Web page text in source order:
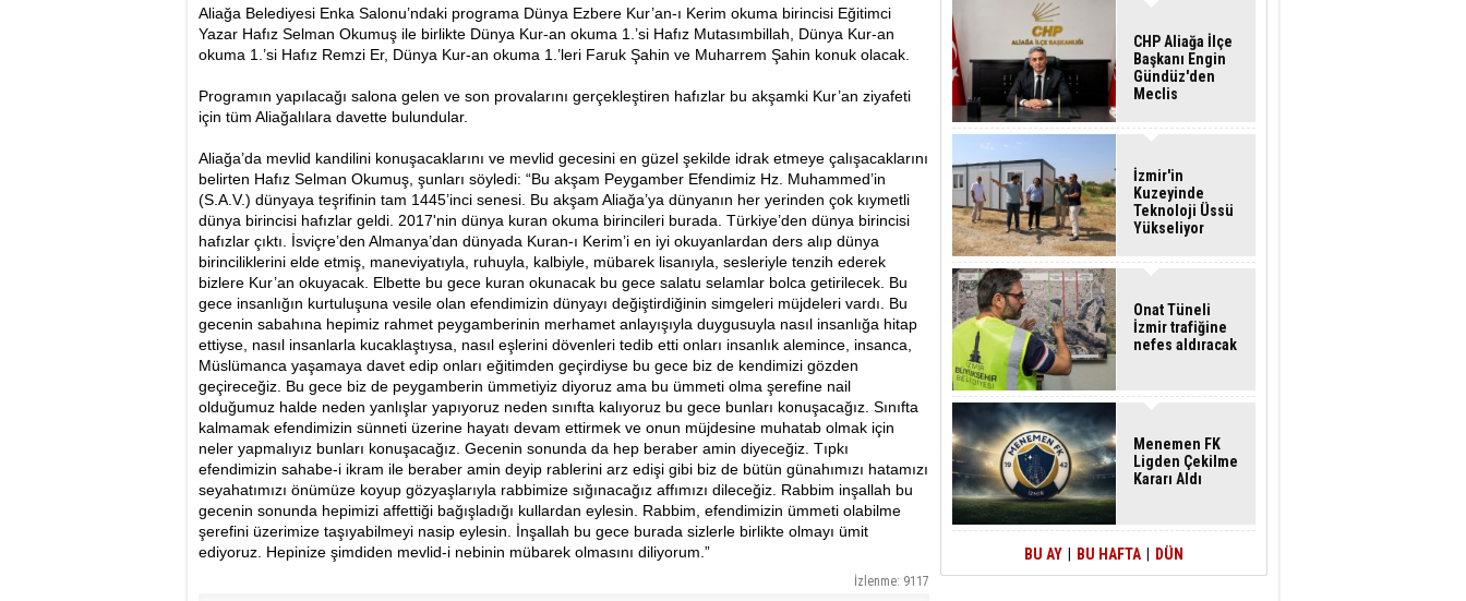
Aliağa Belediyesi Enka Salonu’ndaki programa Dünya Ezbere Kur’an-ı Kerim okuma birincisi Eğitimci
Yazar Hafız Selman Okumuş ile birlikte Dünya Kur-an okuma 1.’si Hafız Mutasımbillah, Dünya Kur-an
okuma 1.’si Hafız Remzi Er, Dünya Kur-an okuma 1.’leri Faruk Şahin ve Muharrem Şahin konuk olacak.
Programın yapılacağı salona gelen ve son provalarını gerçekleştiren hafızlar bu akşamki Kur’an ziyafeti
için tüm Aliağalılara davette bulundular.
Aliağa’da mevlid kandilini konuşacaklarını ve mevlid gecesini en güzel şekilde idrak etmeye çalışacaklarını
belirten Hafız Selman Okumuş, şunları söyledi: “Bu akşam Peygamber Efendimiz Hz. Muhammed’in
(S.A.V.) dünyaya teşrifinin tam 1445’inci senesi. Bu akşam Aliağa’ya dünyanın her yerinden çok kıymetli
dünya birincisi hafızlar geldi. 2017'nin dünya kuran okuma birincileri burada. Türkiye’den dünya birincisi
hafızlar çıktı. İsviçre’den Almanya’dan dünyada Kuran-ı Kerim’i en iyi okuyanlardan ders alıp dünya
birinciliklerini elde etmiş, maneviyatıyla, ruhuyla, kalbiyle, mübarek lisanıyla, sesleriyle tenzih ederek
bizlere Kur’an okuyacak. Elbette bu gece kuran okunacak bu gece salatu selamlar bolca getirilecek. Bu
gece insanlığın kurtuluşuna vesile olan efendimizin dünyayı değiştirdiğinin simgeleri müjdeleri vardı. Bu
gecenin sabahına hepimiz rahmet peygamberinin merhamet anlayışıyla duygusuyla nasıl insanlığa hitap
ettiyse, nasıl insanlarla kucaklaştıysa, nasıl eşlerini dövenleri tedib etti onları insanlık alemince, insanca,
Müslümanca yaşamaya davet edip onları eğitimden geçirdiyse bu gece biz de kendimizi gözden
geçireceğiz. Bu gece biz de peygamberin ümmetiyiz diyoruz ama bu ümmeti olma şerefine nail
olduğumuz halde neden yanlışlar yapıyoruz neden sınıfta kalıyoruz bu gece bunları konuşacağız. Sınıfta
kalmamak efendimizin sünneti üzerine hayatı devam ettirmek ve onun müjdesine muhatab olmak için
neler yapmalıyız bunları konuşacağız. Gecenin sonunda da hep beraber amin diyeceğiz. Tıpkı
efendimizin sahabe-i ikram ile beraber amin deyip rablerini arz edişi gibi biz de bütün günahımızı hatamızı
seyahatımızı önümüze koyup gözyaşlarıyla rabbimize sığınacağız affımızı dileceğiz. Rabbim inşallah bu
gecenin sonunda hepimizi affettiği bağışladığı kullardan eylesin. Rabbim, efendimizin ümmeti olabilme
şerefini üzerimize taşıyabilmeyi nasip eylesin. İnşallah bu gece burada sizlerle birlikte olmayı ümit
ediyoruz. Hepinize şimdiden mevlid-i nebinin mübarek olmasını diliyorum.”
İzlenme: 9117
CHP Aliağa İlçe
Başkanı Engin
Gündüz'den
Meclis
Çağrısı
İzmir'in
Kuzeyinde
Teknoloji Üssü
Yükseliyor
Onat Tüneli
İzmir trafiğine
nefes aldıracak
Menemen FK
Ligden Çekilme
Kararı Aldı
BU AY BU HAFTA DÜN